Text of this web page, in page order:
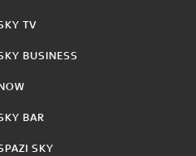
TV
BUSINESS
BAR
SKY